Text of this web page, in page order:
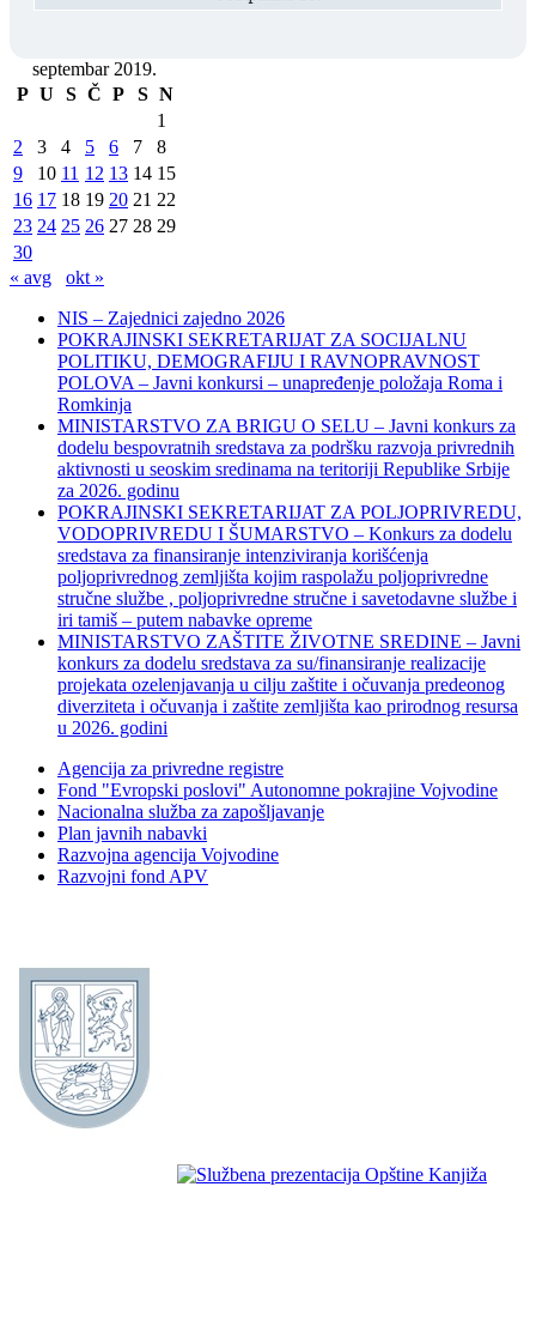
septembar 2019.
P U S Č P S N
1
2
3 4 5 6 7
8
9
10 11 12 13 14 15
16 17 18 19 20 21 22
23 24 25 26 27 28 29
30
« avg
okt »
NIS – Zajednici zajedno 2026
POKRAJINSKI SEKRETARIJAT ZA SOCIJALNU
POLITIKU, DEMOGRAFIJU I RAVNOPRAVNOST
POLOVA – Javni konkursi – unapređenje položaja Roma i
Romkinja
MINISTARSTVO ZA BRIGU O SELU – Javni konkurs za
dodelu bespovratnih sredstava za podršku razvoja privrednih
aktivnosti u seoskim sredinama na teritoriji Republike Srbije
za 2026. godinu
POKRAJINSKI SEKRETARIJAT ZA POLJOPRIVREDU,
VODOPRIVREDU I ŠUMARSTVO – Konkurs za dodelu
sredstava za finansiranje intenziviranja korišćenja
poljoprivrednog zemljišta kojim raspolažu poljoprivredne
stručne službe , poljoprivredne stručne i savetodavne službe i
iri tamiš ‒ putem nabavke opreme
MINISTARSTVO ZAŠTITE ŽIVOTNE SREDINE – Javni
konkurs za dodelu sredstava za su/finansiranje realizacije
projekata ozelenjavanja u cilju zaštite i očuvanja predeonog
diverziteta i očuvanja i zaštite zemljišta kao prirodnog resursa
u 2026. godini
Agencija za privredne registre
Fond "Evropski poslovi" Autonomne pokrajine Vojvodine
Nacionalna služba za zapošljavanje
Plan javnih nabavki
Razvojna agencija Vojvodine
Razvojni fond APV